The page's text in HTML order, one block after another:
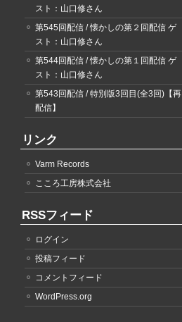
スト：山口修さん
第545回配信 / 懐かしの第２回配信 ゲ
スト：山口修さん
第544回配信 / 懐かしの第１回配信 ゲ
スト：山口修さん
第543回配信 / 特別版3回目(全3回)【再
配信】
リンク
Varm Records
こころ工房株式会社
RSSフィード
ログイン
投稿フィード
コメントフィード
WordPress.org